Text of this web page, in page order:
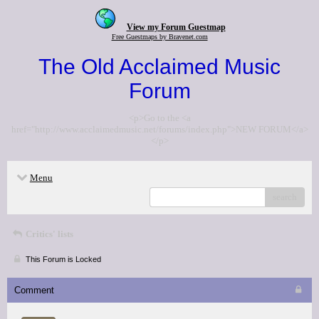
View my Forum Guestmap
Free Guestmaps by Bravenet.com
The Old Acclaimed Music
Forum
<p>Go to the <a
href="http://www.acclaimedmusic.net/forums/index.php">NEW FORUM</a>
</p>
Menu
Critics' lists
This Forum is Locked
Comment